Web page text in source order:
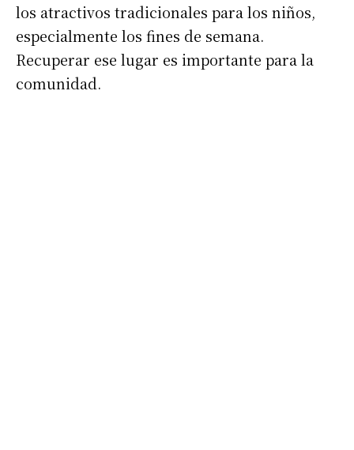
los atractivos tradicionales para los niños,
especialmente los fines de semana.
Recuperar ese lugar es importante para la
comunidad.